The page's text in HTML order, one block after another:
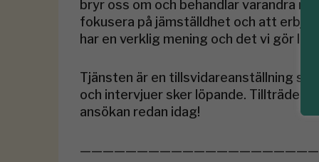
bryr oss om och behandlar varandra
fokusera på jämställdhet och att
har en verklig mening och det vi gör
Tjänsten är en tillsvidareanställning
och intervjuer sker löpande. Tillträde
ansökan redan idag!